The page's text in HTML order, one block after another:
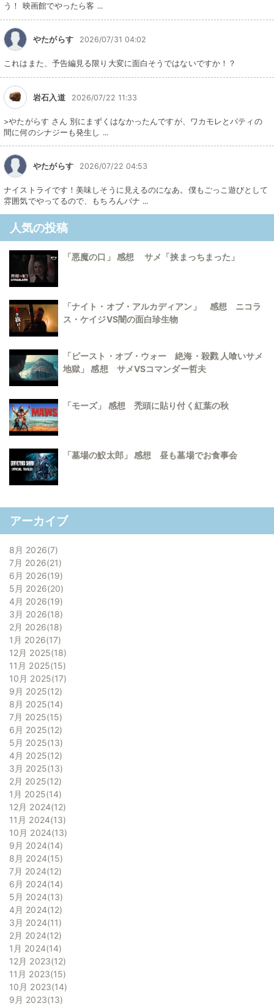
う！ 映画館でやったら客 ...
やたがらす 2026/07/31 04:02
これはまた、予告編見る限り大変に面白そうではないですか！？
岩石入道 2026/07/22 11:33
>やたがらす さん 別にまずくはなかったんですが、ワカモレとパティの
間に何のシナジーも発生し ...
やたがらす 2026/07/22 04:53
ナイストライです！美味しそうに見えるのになあ。僕もごっこ遊びとして
雰囲気でやってるので、もちろんバナ ...
人気の投稿
「悪魔の口」 感想 サメ「挟まっちまった」
「ナイト・オブ・アルカディアン」 感想 ニコラ
ス・ケイジVS闇の面白珍生物
「ビースト・オブ・ウォー 絶海・殺戮 人喰いサメ
地獄」 感想 サメVSコマンダー哲夫
「モーズ」 感想 禿頭に貼り付く紅葉の秋
「墓場の鮫太郎」 感想 昼も墓場でお食事会
アーカイブ
8月 2026 7
7月 2026 21
6月 2026 19
5月 2026 20
4月 2026 19
3月 2026 18
2月 2026 18
1月 2026 17
12月 2025 18
11月 2025 15
10月 2025 17
9月 2025 12
8月 2025 14
7月 2025 15
6月 2025 12
5月 2025 13
4月 2025 12
3月 2025 13
2月 2025 12
1月 2025 14
12月 2024 12
11月 2024 13
10月 2024 13
9月 2024 14
8月 2024 15
7月 2024 12
6月 2024 14
5月 2024 13
4月 2024 12
3月 2024 11
2月 2024 12
1月 2024 14
12月 2023 12
11月 2023 15
10月 2023 14
9月 2023 13